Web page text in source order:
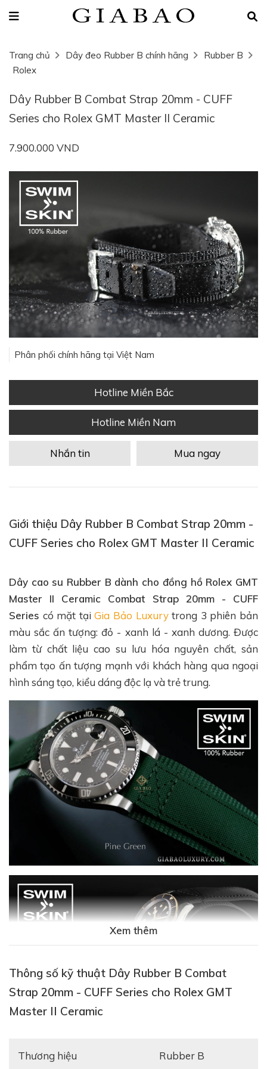
Trang chủ Dây đeo Rubber B chính hãng
Rubber B
Rolex
Dây Rubber B Combat Strap 20mm - CUFF
Series cho Rolex GMT Master II Ceramic
7.900.000 VND
Phân phối chính hãng tại Việt Nam
Hotline Miền Bắc
Hotline Miền Nam
Nhắn tin Mua ngay
Giới thiệu Dây Rubber B Combat Strap 20mm -
CUFF Series cho Rolex GMT Master II Ceramic
Dây cao su Rubber B dành cho đồng hồ Rolex GMT
Master II Ceramic Combat Strap 20mm - CUFF
Series có mặt tạiGia Bảo Luxurytrong 3 phiên bản
màu sắc ấn tượng: đỏ - xanh lá - xanh dương. Được
làm từ chất liệu cao su lưu hóa nguyên chất, sản
phẩm tạo ấn tượng mạnh với khách hàng qua ngoại
hình sáng tạo, kiểu dáng độc lạ và trẻ trung.
Nguyên mẫudây cao su Rubber B dành cho đồng hồ
Xem thêm
Thông số kỹ thuật Dây Rubber B Combat
Strap 20mm - CUFF Series cho Rolex GMT
Master II Ceramic
Thương hiệu Rubber B